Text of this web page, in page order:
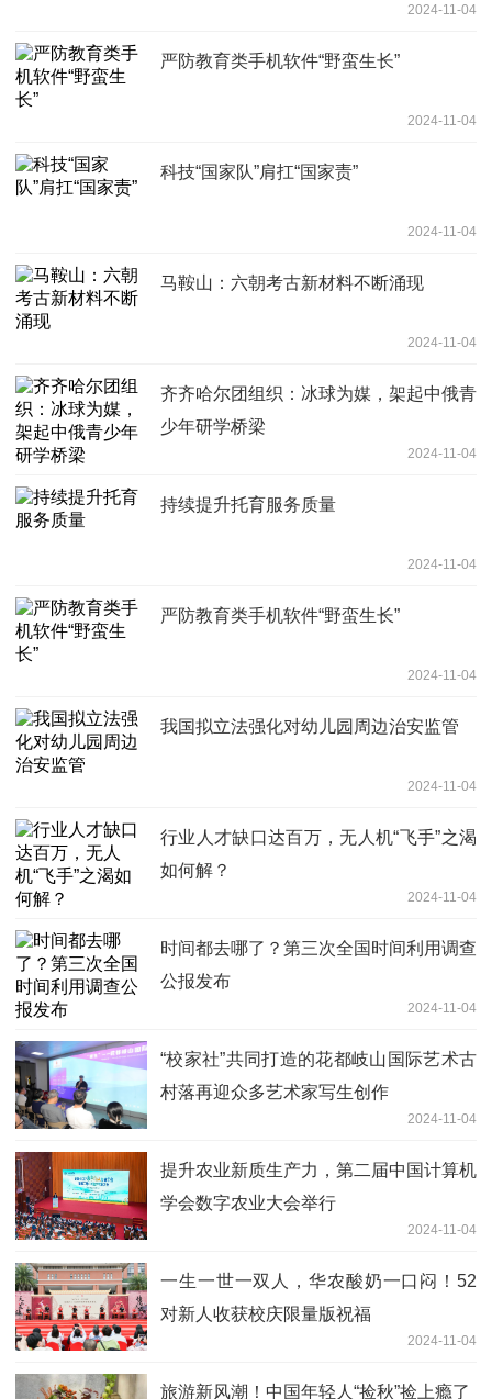
2024-11-04
严防教育类手机软件“野蛮生长”
2024-11-04
科技“国家队”肩扛“国家责”
2024-11-04
马鞍山：六朝考古新材料不断涌现
2024-11-04
齐齐哈尔团组织：冰球为媒，架起中俄青
少年研学桥梁
2024-11-04
持续提升托育服务质量
2024-11-04
严防教育类手机软件“野蛮生长”
2024-11-04
我国拟立法强化对幼儿园周边治安监管
2024-11-04
行业人才缺口达百万，无人机“飞手”之渴
如何解？
2024-11-04
时间都去哪了？第三次全国时间利用调查
公报发布
2024-11-04
“校家社”共同打造的花都岐山国际艺术古
村落再迎众多艺术家写生创作
2024-11-04
提升农业新质生产力，第二届中国计算机
学会数字农业大会举行
2024-11-04
一生一世一双人，华农酸奶一口闷！52
对新人收获校庆限量版祝福
2024-11-04
旅游新风潮！中国年轻人“捡秋”捡上瘾了